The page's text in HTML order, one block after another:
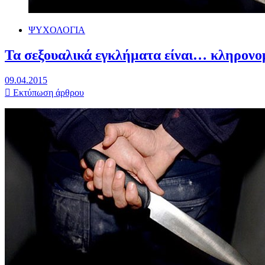
ΨΥΧΟΛΟΓΙΑ
Τα σεξουαλικά εγκλήματα είναι…
09.04.2015
Εκτύπωση άρθρου